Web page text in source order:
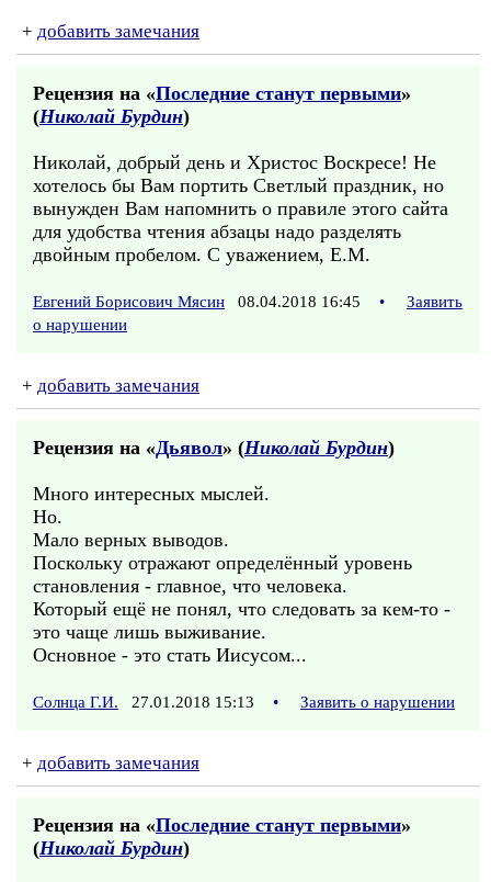
+ добавить замечания
Рецензия на «Последние станут первыми»
(Николай Бурдин)
Николай, добрый день и Христос Воскресе! Не
хотелось бы Вам портить Светлый праздник, но
вынужден Вам напомнить о правиле этого сайта
для удобства чтения абзацы надо разделять
двойным пробелом. С уважением, Е.М.
Евгений Борисович Мясин 08.04.2018 16:45 •
Заявить
о нарушении
+ добавить замечания
Рецензия на «Дьявол» (Николай Бурдин)
Много интересных мыслей.
Но.
Мало верных выводов.
Поскольку отражают определённый уровень
становления - главное, что человека.
Который ещё не понял, что следовать за кем-то -
это чаще лишь выживание.
Основное - это стать Иисусом...
Солнца Г.И. 27.01.2018 15:13 • Заявить о нарушении
+ добавить замечания
Рецензия на «Последние станут первыми»
(Николай Бурдин)